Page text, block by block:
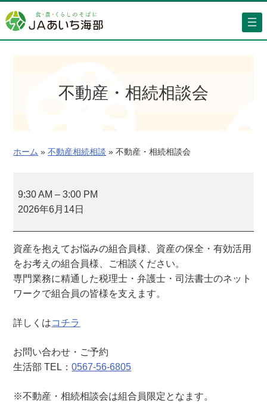
容
を
不動産・相続相談会
ホーム » 不動産相続相談 » 不動産・相続相談会
動
産
続
相
談
会
9:30 AM –3:00 PM
2026年6月14日
資産を抱えてお悩みの組合員様、資産の保全・有効活用
をお考えの組合員様、ご相談ください。
専門業務に精通した税理士・弁護士・司法書士のネット
ワークで組合員の皆様を支えます。
詳しくはコチラ
お問い合わせ・ご予約
生活部 TEL：0567-56-6805
※不動産・相続相談会は組合員限定となます。